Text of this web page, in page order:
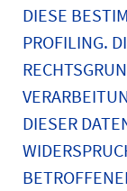
DIESE
PROFILING.
DIESER